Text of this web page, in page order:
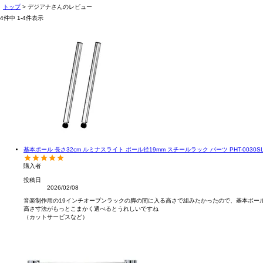
トップ
デジアナさんのレビュー
4件中 1-4件表示
基本ポール 長さ32cm ルミナスライト ポール径19mm スチールラック パーツ PHT-0030SL
購入者
投稿日
2026/02/08
音楽制作用の19インチオープンラックの脚の間に入る高さで組みたかったので、基本ポ
高さ寸法がもっとこまかく選べるとうれしいですね
（カットサービスなど）